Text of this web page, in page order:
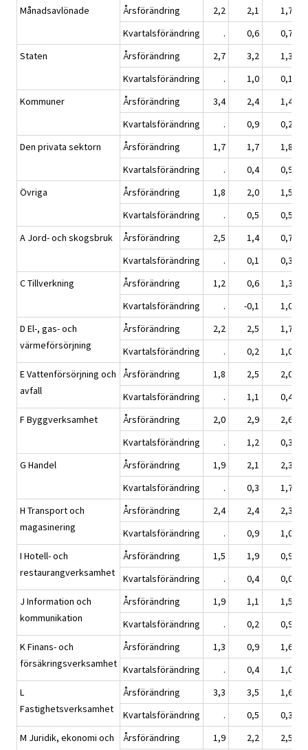
Månadsavlönade
Årsförändring 2,2 2,1
1,7
Kvartalsförändring
. 0,6
0,7
Staten
Årsförändring 2,7 3,2
1,3
Kvartalsförändring
. 1,0
0,1
Kommuner
Årsförändring 3,4 2,4
1,4
Kvartalsförändring
. 0,9
0,2
Den privata sektorn
Årsförändring 1,7 1,7
1,8
Kvartalsförändring
. 0,4
0,9
Övriga
Årsförändring 1,8 2,0
1,5
Kvartalsförändring
. 0,5
0,5
A Jord- och skogsbruk
Årsförändring 2,5 1,4
0,7
Kvartalsförändring
. 0,1
0,3
C Tillverkning
Årsförändring 1,2 0,6
1,3
Kvartalsförändring
. -0,1
1,0
D El-, gas- och
värmeförsörjning
Årsförändring 2,2 2,5
1,7
Kvartalsförändring
. 0,2
1,0
E Vattenförsörjning och
avfall
Årsförändring 1,8 2,5
2,0
Kvartalsförändring
. 1,1
0,4
F Byggverksamhet
Årsförändring 2,0 2,9
2,6
Kvartalsförändring
. 1,2
0,3
G Handel
Årsförändring 1,9 2,1
2,3
Kvartalsförändring
. 0,3
1,7
H Transport och
magasinering
Årsförändring 2,4 2,4
2,3
Kvartalsförändring
. 0,9
1,0
I Hotell- och
restaurangverksamhet
Årsförändring 1,5 1,9
0,9
Kvartalsförändring
. 0,4
0,0
J Information och
kommunikation
Årsförändring 1,9 1,1
1,5
Kvartalsförändring
. 0,2
0,9
K Finans- och
försäkringsverksamhet
Årsförändring 1,3 0,9
1,6
Kvartalsförändring
. 0,4
1,0
L
Fastighetsverksamhet
Årsförändring 3,3 3,5
1,6
Kvartalsförändring
. 0,5
0,3
M Juridik, ekonomi och
Årsförändring 1,9 2,2 2,5